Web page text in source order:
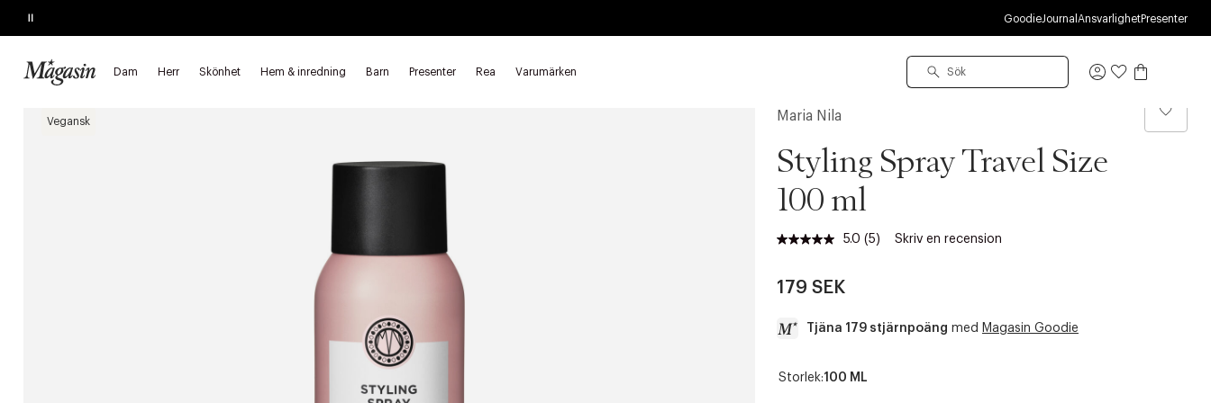
Pause GoodieJournal AnsvarlighetPresenter
Dam Herr Skönhet Hem & inredning Barn Presenter Rea Varumärken
Logga
SLUTAR SNART
Startsida Skönhet Hår Styling Hårlack
Vegansk Maria Nila
Styling Spray Travel Size
100 ml
5.0 Läs
sida.
(5) Skriv en recension
179 SEK
Tjäna 179 stjärnpoäng med Magasin Goodie
a
Storlek:100 ML